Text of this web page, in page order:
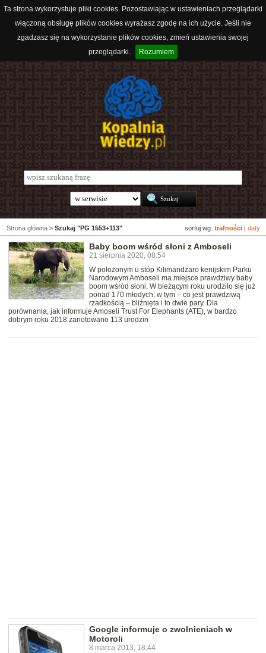
Ta strona wykorzystuje pliki cookies. Pozostawiając w ustawieniach przeglądarki
włączoną obsługę plików cookies wyrażasz zgodę na ich użycie. Jeśli nie
zgadzasz się na wykorzystanie plików cookies, zmień ustawienia swojej
przeglądarki.
Rozumiem
sortuj wg: trafności daty
Strona główna > Szukaj "PG 1553+113"
Baby boom wśród słoni z Amboseli
21 sierpnia 2020, 08:54
W położonym u stóp Kilimandżaro kenijskim Parku
Narodowym Amboseli ma miejsce prawdziwy baby
boom wśród słoni. W bieżącym roku urodziło się już
ponad 170 młodych, w tym – co jest prawdziwą
rzadkością – bliźnięta i to dwie pary. Dla
porównania, jak informuje Amoseli Trust For Elephants (ATE), w bardzo
dobrym roku 2018 zanotowano 113 urodzin
Google informuje o zwolnieniach w
Motoroli
8 marca 2013, 18:44